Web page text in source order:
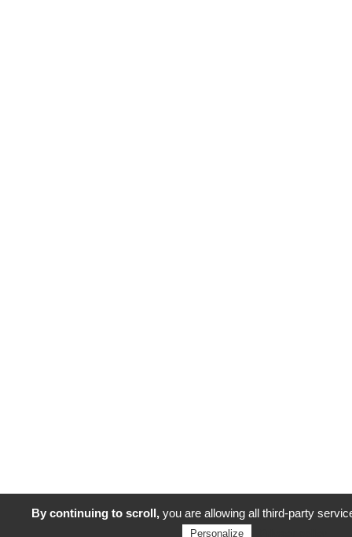
By continuing to scroll,you are allowing all third-party
Personalize